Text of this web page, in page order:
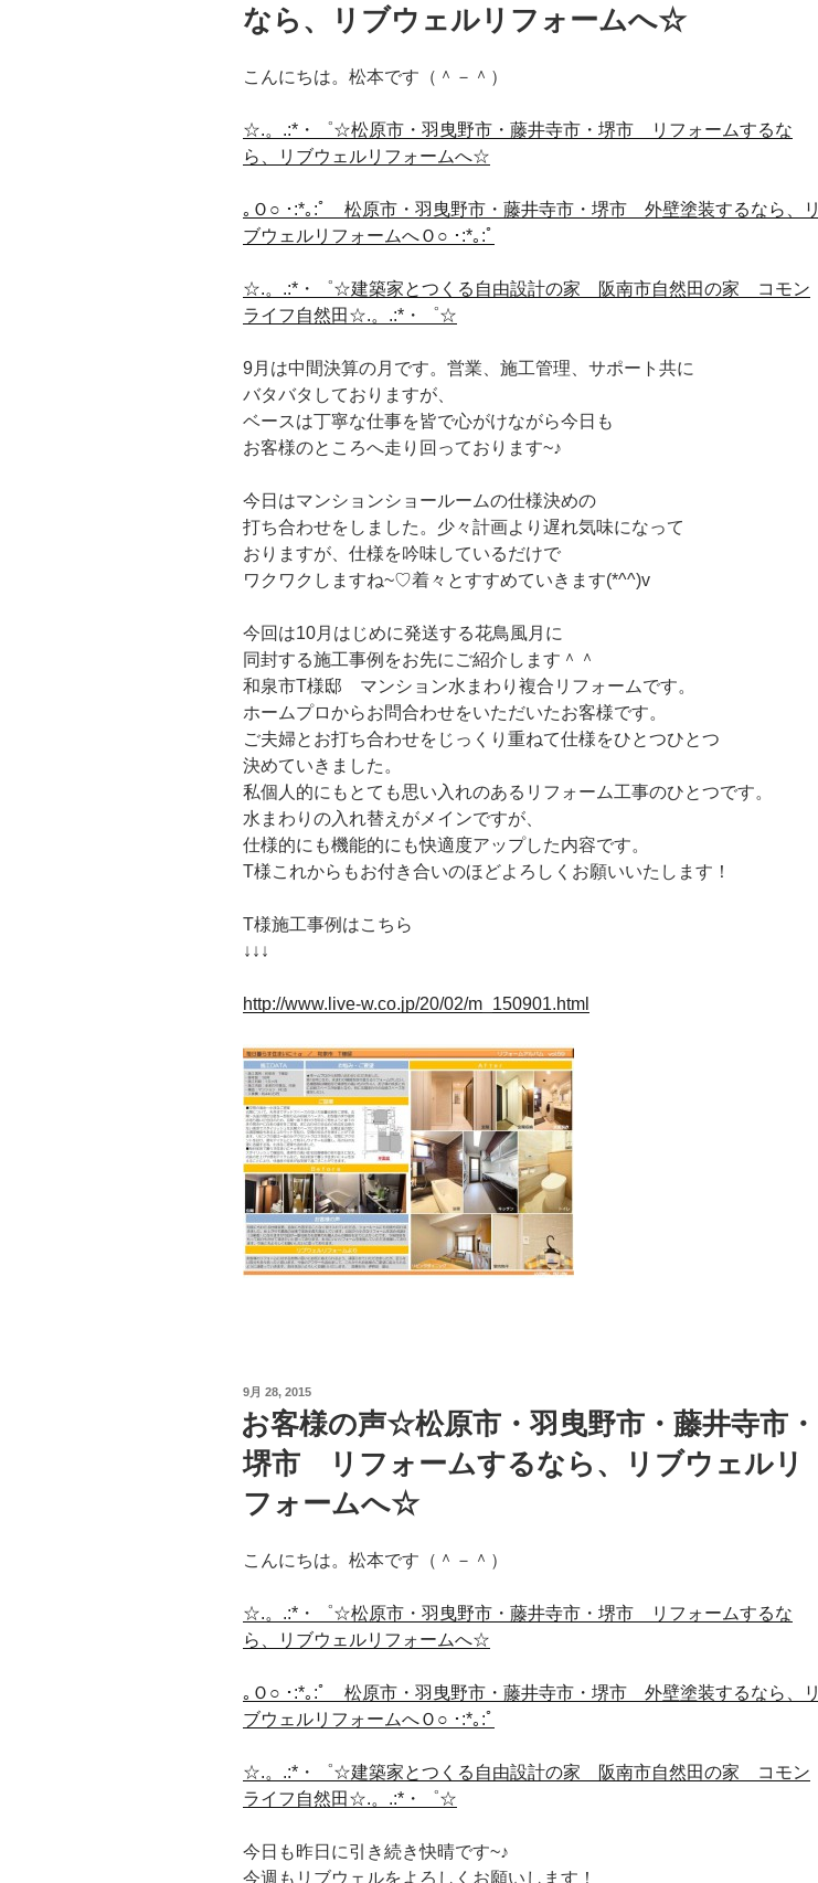
なら、リブウェルリフォームへ☆
こんにちは。松本です（＾－＾）
☆.。.:*・゜☆松原市・羽曳野市・藤井寺市・堺市 リフォームするな
ら、リブウェルリフォームへ☆
｡Ｏ○ ･:*｡:ﾟ 松原市・羽曳野市・藤井寺市・堺市 外壁塗装するなら、リ
ブウェルリフォームへＯ○ ･:*｡:ﾟ
☆.。.:*・゜☆建築家とつくる自由設計の家 阪南市自然田の家 コモン
ライフ自然田☆.。.:*・゜☆
9月は中間決算の月です。営業、施工管理、サポート共に
バタバタしておりますが、
ベースは丁寧な仕事を皆で心がけながら今日も
お客様のところへ走り回っております~♪
今日はマンションショールームの仕様決めの
打ち合わせをしました。少々計画より遅れ気味になって
おりますが、仕様を吟味しているだけで
ワクワクしますね~♡着々とすすめていきます(*^^)v
今回は10月はじめに発送する花鳥風月に
同封する施工事例をお先にご紹介します＾＾
和泉市T様邸 マンション水まわり複合リフォームです。
ホームプロからお問合わせをいただいたお客様です。
ご夫婦とお打ち合わせをじっくり重ねて仕様をひとつひとつ
決めていきました。
私個人的にもとても思い入れのあるリフォーム工事のひとつです。
水まわりの入れ替えがメインですが、
仕様的にも機能的にも快適度アップした内容です。
T様これからもお付き合いのほどよろしくお願いいたします！
T様施工事例はこちら
↓↓↓
http://www.live-w.co.jp/20/02/m_150901.html
投
日:
9月 28, 2015
お客様の声☆松原市・羽曳野市・藤井寺市・
堺市 リフォームするなら、リブウェルリ
フォームへ☆
こんにちは。松本です（＾－＾）
☆.。.:*・゜☆松原市・羽曳野市・藤井寺市・堺市 リフォームするな
ら、リブウェルリフォームへ☆
｡Ｏ○ ･:*｡:ﾟ 松原市・羽曳野市・藤井寺市・堺市 外壁塗装するなら、リ
ブウェルリフォームへＯ○ ･:*｡:ﾟ
☆.。.:*・゜☆建築家とつくる自由設計の家 阪南市自然田の家 コモン
ライフ自然田☆.。.:*・゜☆
今日も昨日に引き続き快晴です~♪
今週もリブウェルをよろしくお願いします！